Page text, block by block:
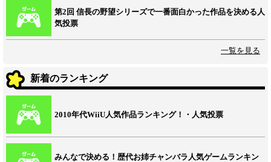
第2回 信長の野望シリーズで一番面白かった作品を決める人
気投票
一覧を見る
新着のランキング
2010年代WiiU人気作品ランキング！・人気投票
みんなで決める！歴代お姉チャンバラ人気ゲームランキン